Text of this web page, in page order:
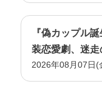
『偽カップル
装恋愛劇、迷
2026年08月07日(